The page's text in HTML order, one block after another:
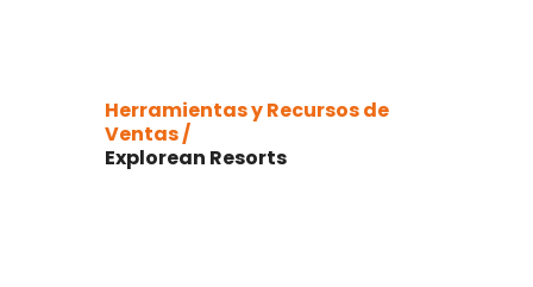
Herramientas y Recursos de
Ventas /
Explorean Resorts